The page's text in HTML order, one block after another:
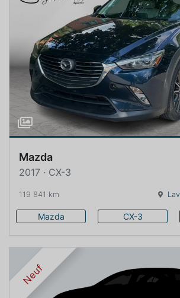
Mazda
2017 · CX-3
119 841 km
Mazda CX-3
Neuf